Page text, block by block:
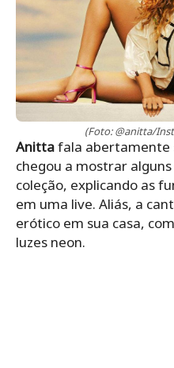
(Foto: @anitta/
Anittafala abertamente
chegou a mostrar
coleção, explicando as
em uma live. Aliás, a
erótico em sua casa,
luzes neon.